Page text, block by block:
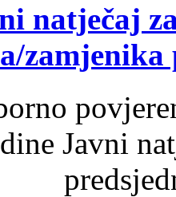
natječaj
Javni